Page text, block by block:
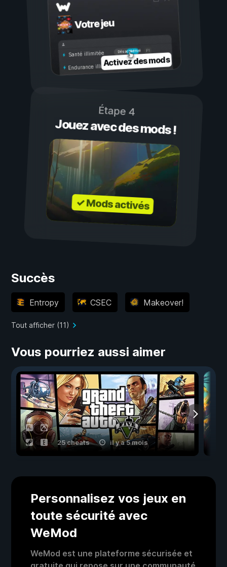
Votre jeu
Activé
Désactivé
Santé illimitée
Endurance illimitéeActivez des mods
Étape 4
Jouez avec des mods !
✓ Mods activés
Succès
Entropy CSEC Makeover!
Tout afficher (11)
Vous pourriez aussi aimer
25 cheats il y a 5 mois
Personnalisez vos jeux en
toute sécurité avec
WeMod
WeMod est une plateforme sécurisée et